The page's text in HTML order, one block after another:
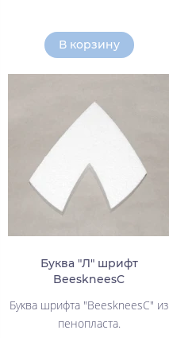
В корзину
Буква "Л" шрифт
BeeskneesC
Буква шрифта "BeeskneesC" из
пенопласта.